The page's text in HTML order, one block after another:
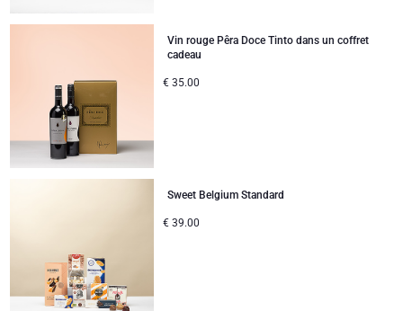
Vin rouge Pêra Doce Tinto dans un coffret
cadeau
€ 35.00
Sweet Belgium Standard
€ 39.00